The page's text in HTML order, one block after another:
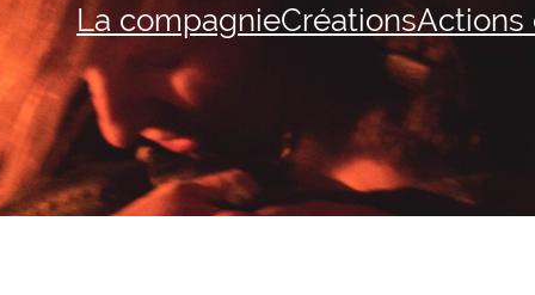
La compagnieCréationsActions